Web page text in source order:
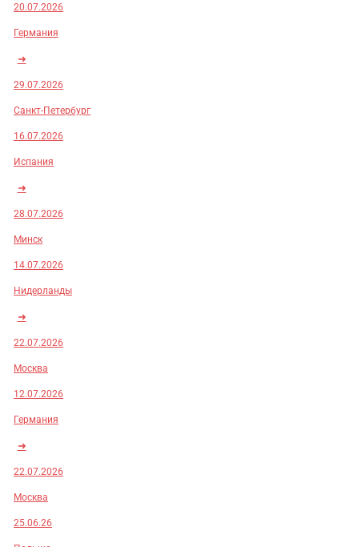
20.07.2026
Германия
➜
29.07.2026
Санкт-Петербург
16.07.2026
Испания
➜
28.07.2026
Минск
14.07.2026
Нидерланды
➜
22.07.2026
Москва
12.07.2026
Германия
➜
22.07.2026
Москва
25.06.26